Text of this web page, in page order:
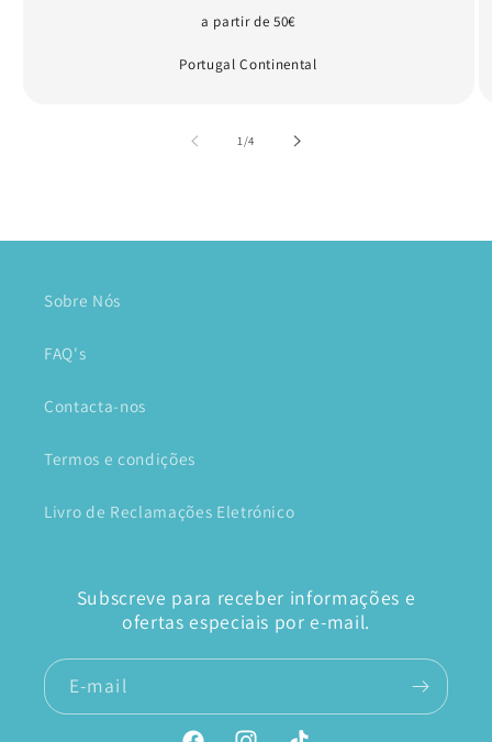
a partir de 50€
Portugal Continental
1/de
4
Sobre Nós
FAQ's
Contacta-nos
Termos e condições
Livro de Reclamações Eletrónico
Subscreve para receber informações e
ofertas especiais por e-mail.
E-mail